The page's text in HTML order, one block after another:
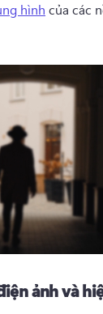
hình của các
ảnh và